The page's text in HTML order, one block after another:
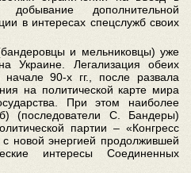
дополнительной
в интересах спецслужб своих
и мельниковцы) уже
Украине. Легализация обеих
90-х гг., после развала
на политической карте мира
При этом наиболее
(последователи С. Бандеры)
партии – «Конгресс
с новой энергией продолжившей
интересы Соединенных